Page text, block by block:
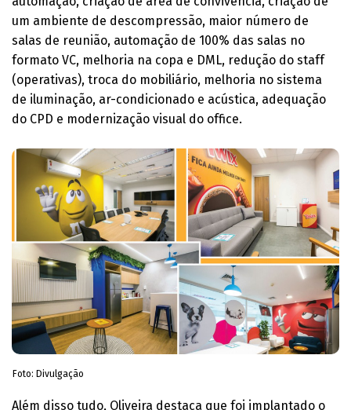
um ambiente de descompressão, maior número de
salas de reunião, automação de 100% das salas no
formato VC, melhoria na copa e DML, redução do staff
(operativas), troca do mobiliário, melhoria no sistema
de iluminação, ar-condicionado e acústica, adequação
do CPD e modernização visual do office.
Foto: Divulgação
Além disso tudo, Oliveira destaca que foi implantado o